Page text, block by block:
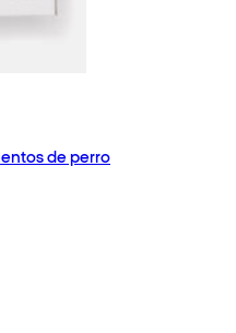
de perro